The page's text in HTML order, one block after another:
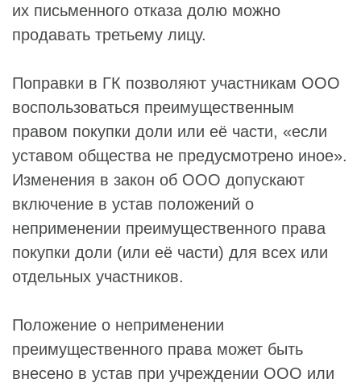
их письменного отказа долю можно
продавать третьему лицу.
Поправки в ГК позволяют участникам ООО
воспользоваться преимущественным
правом покупки доли или её части, «если
уставом общества не предусмотрено иное».
Изменения в закон об ООО допускают
включение в устав положений о
неприменении преимущественного права
покупки доли (или её части) для всех или
отдельных участников.
Положение о неприменении
преимущественного права может быть
внесено в устав при учреждении ООО или